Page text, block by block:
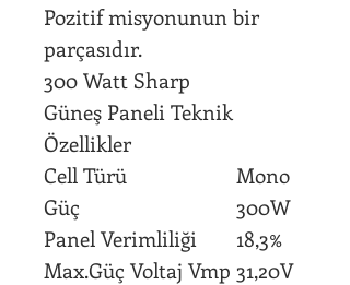
Pozitif misyonunun bir
parçasıdır.
300 Watt Sharp
Güneş Paneli Teknik
Özellikler
Cell Türü
Mono
Güç
300W
Panel Verimliliği
18,3%
Max.Güç Voltaj Vmp 31,20V